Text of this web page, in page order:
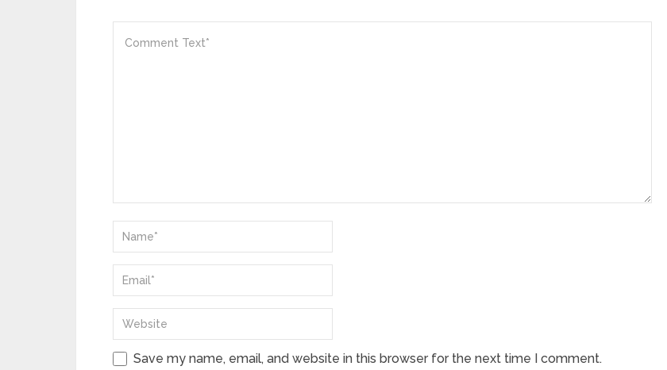
Save my name, email, and website in this browser for the next time I comment.